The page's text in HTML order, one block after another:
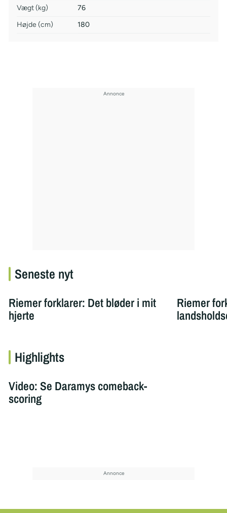
Vægt (kg)
76
Højde (cm)
180
Seneste nyt
Riemer forklarer: Det bløder i mit
hjerte
Riemer
Highlights
Video: Se Daramys comeback-
scoring